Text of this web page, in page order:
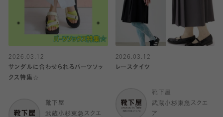
2026.03.12
サンダルに合わせられるパーツソッ
クス特集☆
靴下屋
武蔵小杉東急スクエ
2026.03.12
レースタイツ
靴下屋
武蔵小杉東急スクエ
ア